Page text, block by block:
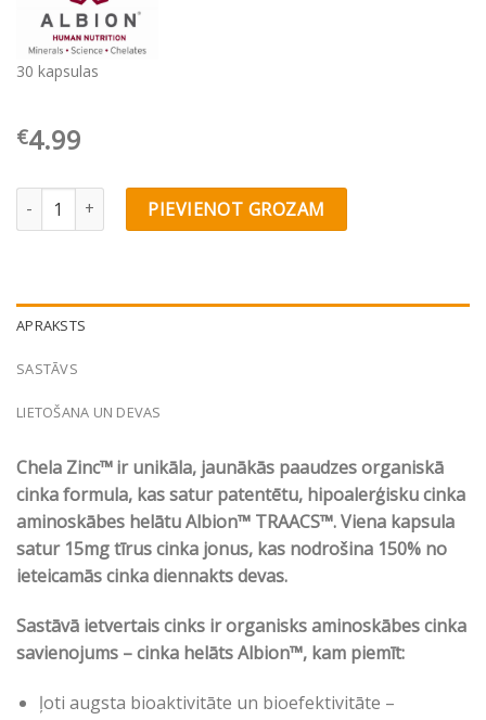
30 kapsulas
€4.99
Olimp Labs Chela Zinc quantityPIEVIENOT GROZAM
APRAKSTS
SASTĀVS
LIETOŠANA UN DEVAS
Chela Zinc™irunikāla, jaunākās paaudzes organiskā
cinka formula, kas satur patentētu, hipoalerģisku cinka
aminoskābes helātu Albion™ TRAACS™. Viena kapsula
satur 15mg tīrus cinka jonus, kas nodrošina 150% no
ieteicamās cinka diennakts devas.
Sastāvā ietvertais cinks ir organisks aminoskābes cinka
savienojums – cinka helāts Albion™, kam piemīt:
ļoti augsta bioaktivitāte un bioefektivitāte –